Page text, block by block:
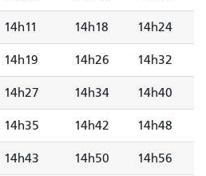
14h11 14h18 14h24
14h19 14h26 14h32
14h27 14h34 14h40
14h35 14h42 14h48
14h43 14h50 14h56